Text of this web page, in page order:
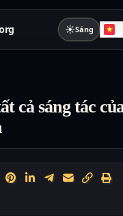
☀Sáng
cả sáng tác